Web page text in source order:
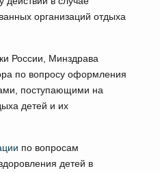
организаций отдыха
России, Минздрава
по вопросу оформления
поступающими на
детей и их
по вопросам
детей в